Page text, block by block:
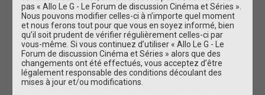
pas « Allo Le G - Le Forum de discussion Cinéma et Séries ».
Nous pouvons modifier celles-ci à n’importe quel moment
et nous ferons tout pour que vous en soyez informé, bien
qu’il soit prudent de vérifier régulièrement celles-ci par
vous-même. Si vous continuez d’utiliser « Allo Le G - Le
Forum de discussion Cinéma et Séries » alors que des
changements ont été effectués, vous acceptez d’être
légalement responsable des conditions découlant des
mises à jour et/ou modifications.